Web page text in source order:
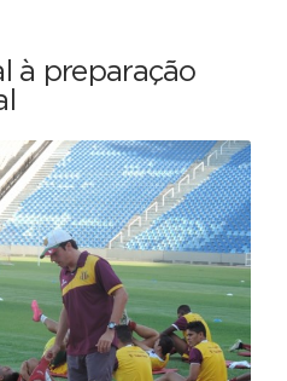
à preparação